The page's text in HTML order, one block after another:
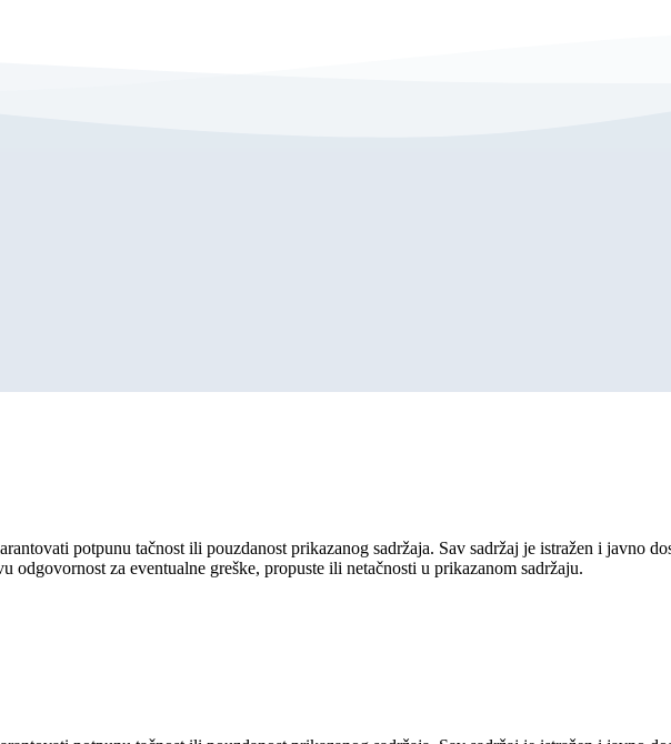
potpunu tačnost ili pouzdanost prikazanog sadržaja. Sav sadržaj je istražen i javno
za eventualne greške, propuste ili netačnosti u prikazanom sadržaju.